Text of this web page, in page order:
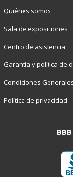
Quiénes somos
Sala de exposiciones
Centro de asistencia
Garantía y política de
Condiciones Generales
Política de privacidad
BBB